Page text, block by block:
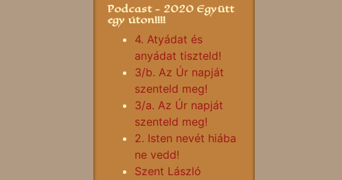
Podcast - 2020 Együtt
egy úton!!!!
4. Atyádat és
anyádat tiszteld!
3/b. Az Úr napját
szenteld meg!
3/a. Az Úr napját
szenteld meg!
2. Isten nevét hiába
ne vedd!
Szent László